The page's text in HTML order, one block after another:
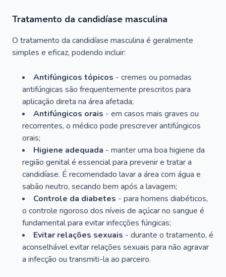
Tratamento da candidíase masculina
O tratamento da candidíase masculina é geralmente
simples e eficaz, podendo incluir:
Antifúngicos tópicos - cremes ou pomadas
antifúngicas são frequentemente prescritos para
aplicação direta na área afetada;
Antifúngicos orais - em casos mais graves ou
recorrentes, o médico pode prescrever antifúngicos
orais;
Higiene adequada - manter uma boa higiene da
região genital é essencial para prevenir e tratar a
candidíase. É recomendado lavar a área com água e
sabão neutro, secando bem após a lavagem;
Controle da diabetes - para homens diabéticos,
o controle rigoroso dos níveis de açúcar no sangue é
fundamental para evitar infecções fúngicas;
Evitar relações sexuais - durante o tratamento, é
aconselhável evitar relações sexuais para não agravar
a infecção ou transmiti-la ao parceiro.